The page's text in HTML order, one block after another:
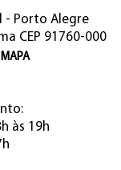
- Porto Alegre
CEP 91760-000
às 19h